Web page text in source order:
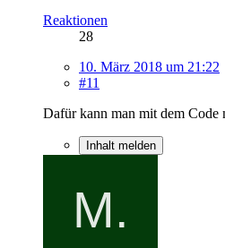
Reaktionen
28
10. März 2018 um 21:22
#11
Dafür kann man mit dem Code
Inhalt melden